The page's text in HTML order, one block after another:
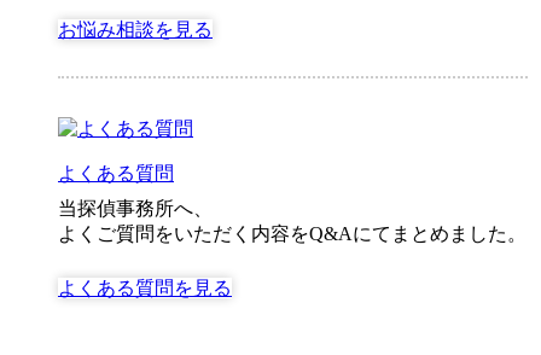
お悩み相談を見る
よくある質問
当探偵事務所へ、
よくご質問をいただく内容をQ&Aにてまとめました。
よくある質問を見る